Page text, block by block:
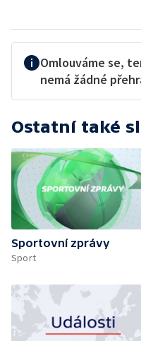
Omlouváme se,
nemá žádné
Ostatní také
Sportovní zprávy
Sport